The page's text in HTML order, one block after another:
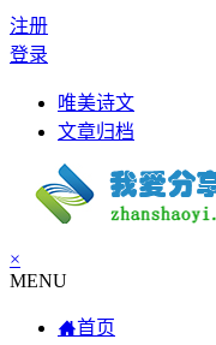
注册
登录
唯美诗文
文章归档
×
MENU
首页